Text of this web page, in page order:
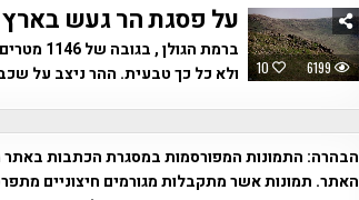
10 6199
על פסגת הר געש
ברמת
ולא כל כך טבעית. ההר ניצב על
הבהרה: התמונות המפורסמות במסגרת הכתבות באתר
האתר. תמונות אשר מתקבלות מגורמים חיצוניים